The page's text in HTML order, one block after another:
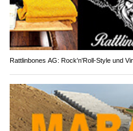
Rattlinbones AG: Rock'n'Roll-Style und